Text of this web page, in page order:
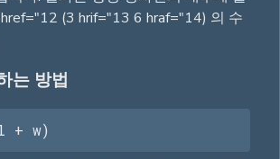
(3 hrif="13 6 hraf="14) 의 수
는 방법
+ w)